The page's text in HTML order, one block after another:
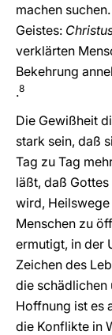
machen
Geistes:
verklärten
Bekehrung
.8
Die Gewißheit
stark sein, daß
Tag zu Tag
läßt, daß
wird,
Menschen zu
ermutigt, in der
Zeichen des
die schädlichen
Hoffnung ist es
die Konflikte in